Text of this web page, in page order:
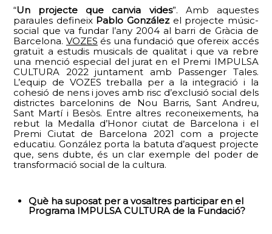
“Un projecte que canvia vides”. Amb aquestes
paraules defineix Pablo Gonzálezel projecte músic-
social que va fundar l’any 2004 al barri de Gràcia de
Barcelona. VOZES és una fundació que ofereix accés
gratuït a estudis musicals de qualitat i que va rebre
una menció especial del jurat en el Premi IMPULSA
CULTURA 2022 juntament amb Passenger Tales.
L’equip de VOZES treballa per a la integració i la
cohesió de nens i joves amb risc d’exclusió social dels
districtes barcelonins de Nou Barris, Sant Andreu,
Sant Martí i Besòs. Entre altres reconeixements, ha
rebut la Medalla d’Honor ciutat de Barcelona i el
Premi Ciutat de Barcelona 2021 com a projecte
educatiu. González porta la batuta d’aquest projecte
que, sens dubte, és un clar exemple del poder de
transformació social de la cultura.
Què ha suposat per a vosaltres participar en el
Programa IMPULSA CULTURA de la Fundació?